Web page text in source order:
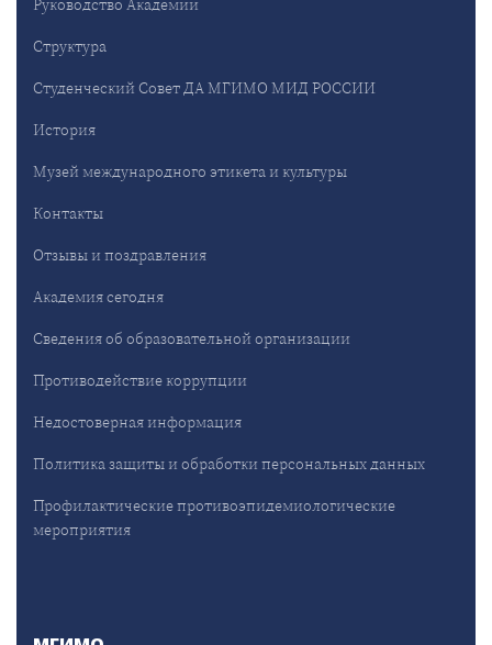
Руководство Академии
Структура
Студенческий Совет ДА МГИМО МИД РОССИИ
История
Музей международного этикета и культуры
Контакты
Отзывы и поздравления
Академия сегодня
Сведения об образовательной организации
Противодействие коррупции
Недостоверная информация
Политика защиты и обработки персональных данных
Профилактические противоэпидемиологические
мероприятия